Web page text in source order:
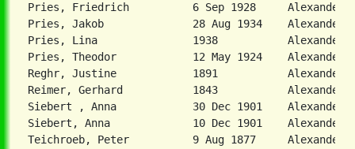
Pries, Friedrich          6 Sep 1928
Pries, Jakob              28 Aug 1934
Pries, Lina               1938           Alexandertal
Pries, Theodor            12 May 1924
Reghr, Justine            1891
Reimer, Gerhard           1843
Siebert , Anna            30 Dec 1901
Siebert, Anna             10 Dec 1901
Teichroeb, Peter          9 Aug 1877